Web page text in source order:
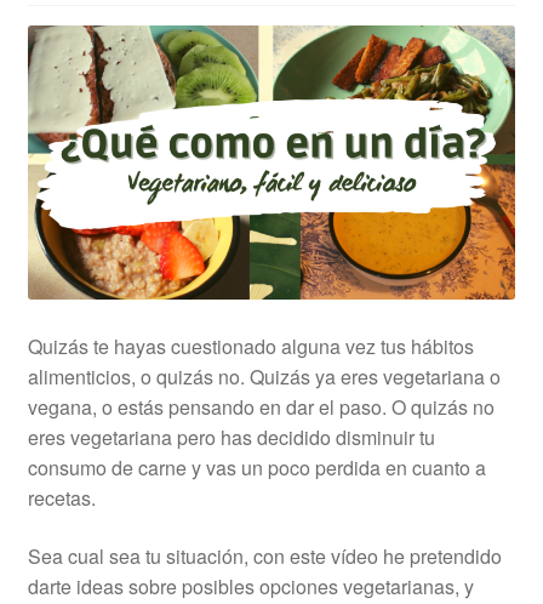
Quizás te hayas cuestionado alguna vez tus hábitos
alimenticios, o quizás no. Quizás ya eres vegetariana o
vegana, o estás pensando en dar el paso. O quizás no
eres vegetariana pero has decidido disminuir tu
consumo de carne y vas un poco perdida en cuanto a
recetas.
Sea cual sea tu situación, con este vídeo he pretendido
darte ideas sobre posibles opciones vegetarianas, y